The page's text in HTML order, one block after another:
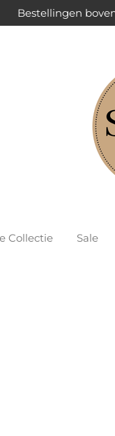
Bestellingen
Collectie Sale